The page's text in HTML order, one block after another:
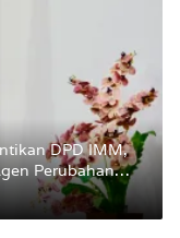
DPD IMM,
Perubahan